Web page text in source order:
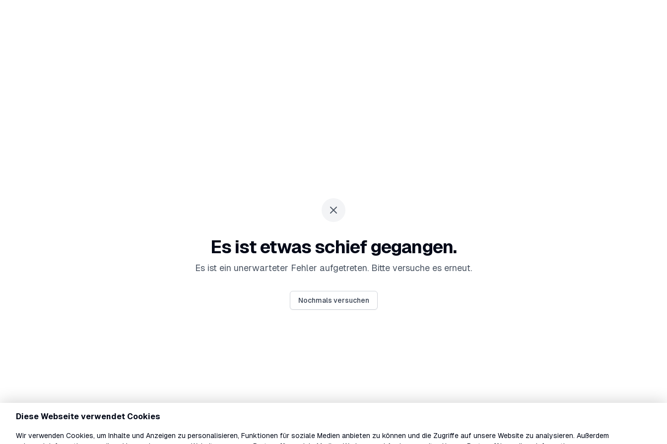
Diese Webseite verwendet Cookies
Wir verwenden Cookies, um Inhalte und Anzeigen zu personalisieren, Funktionen für soziale Medien anbieten zu können und die Zugriffe auf unsere Website zu analysieren. Außerdem
Es ist etwas schief gegangen.
Es ist ein unerwarteter Fehler aufgetreten. Bitte versuche es erneut.
Nochmals versuchen